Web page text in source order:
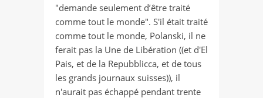
"demande seulement d’être traité
comme tout le monde". S'il était traité
comme tout le monde, Polanski, il ne
ferait pas la Une de Libération ((et d'El
Pais, et de la Repubblicca, et de tous
les grands journaux suisses)), il
n'aurait pas échappé pendant trente